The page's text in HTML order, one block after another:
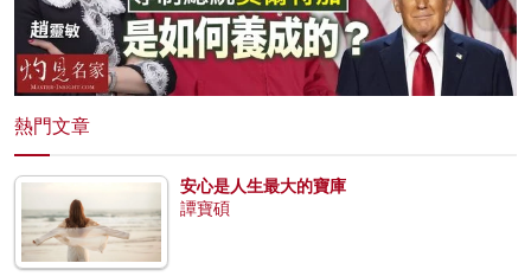
熱門文章
安心是人生最大的寶庫
譚寶碩